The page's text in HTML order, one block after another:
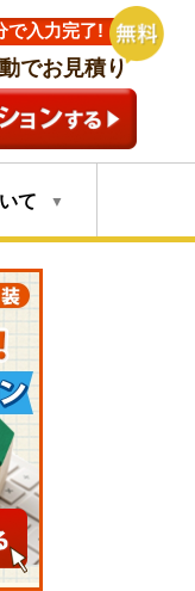
で入力完了!
でお見積り
て